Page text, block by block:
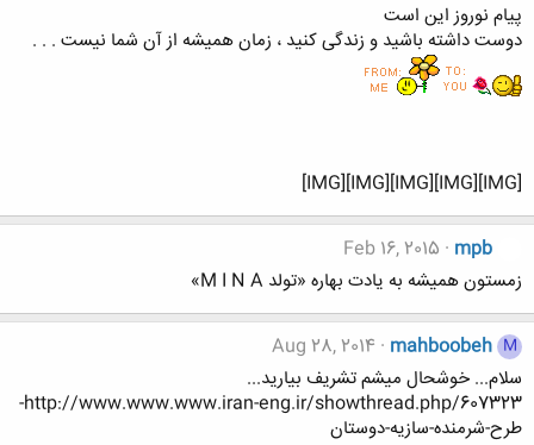
پیام نوروز این است
دوست داشته باشید و زندگی کنید ، زمان همیشه از آن شما نیست . . .
[IMG][IMG][IMG][IMG][IMG]
mpb
Feb 16, 2015
زمستون همیشه به یادت بهاره «تولد M I N A»
M
mahboobeh
Aug 28, 2014
سلام... خوشحال میشم تشریف بیارید...
http://www.www.www.iran-eng.ir/showthread.php/607323-
طرح-شرمنده-سازیه-دوستان